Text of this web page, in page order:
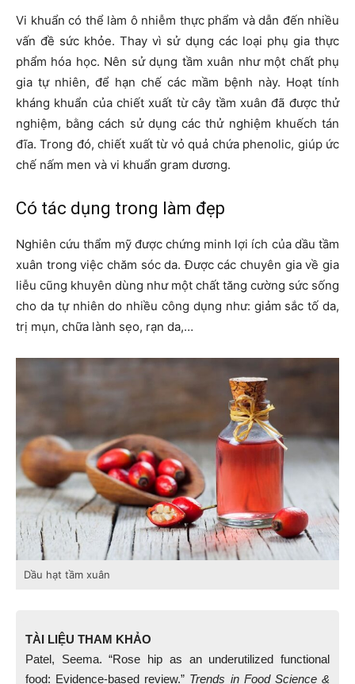
Vi khuẩn có thể làm ô nhiễm thực phẩm và dẫn đến nhiều
vấn đề sức khỏe. Thay vì sử dụng các loại phụ gia thực
phẩm hóa học. Nên sử dụng tầm xuân như một chất phụ
gia tự nhiên, để hạn chế các mầm bệnh này. Hoạt tính
kháng khuẩn của chiết xuất từ cây tầm xuân đã được thử
nghiệm, bằng cách sử dụng các thử nghiệm khuếch tán
đĩa. Trong đó, chiết xuất từ vỏ quả chứa phenolic, giúp ức
chế nấm men và vi khuẩn gram dương.
Có tác dụng trong làm đẹp
Nghiên cứu thẩm mỹ được chứng minh lợi ích của dầu tầm
xuân trong việc chăm sóc da. Được các chuyên gia về gia
liễu cũng khuyên dùng như một chất tăng cường sức sống
cho da tự nhiên do nhiều công dụng như: giảm sắc tố da,
trị mụn, chữa lành sẹo, rạn da,…
Dầu hạt tầm xuân
TÀI LIỆU THAM KHẢO
Patel, Seema. “Rose hip as an underutilized functional
food: Evidence-based review.” Trends in Food Science &